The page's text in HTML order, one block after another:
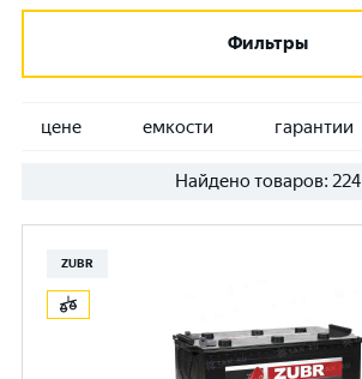
Фильтры
цене емкости гарантии
Найдено товаров: 224
ZUBR